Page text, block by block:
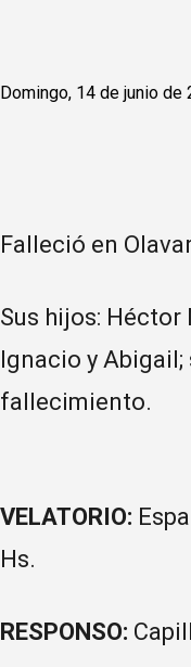
Domingo, 14 de junio de
Falleció en
Sus hijos:
Ignacio y Abigail;
fallecimiento.
VELATORIO:
Hs.
RESPONSO: